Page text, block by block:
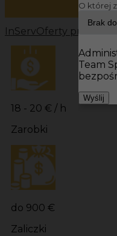
InServOferty pracy
18 - 20 € / h
Zarobki
do 900 €
Zaliczki
O której
Team
Wyślij